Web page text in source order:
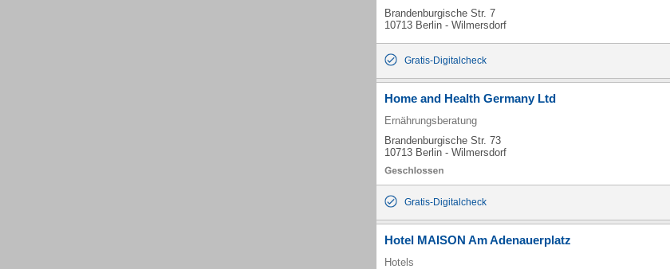
Brandenburgische Str. 7
10713 Berlin - Wilmersdorf
Gratis-Digitalcheck
Home and Health Germany Ltd
Ernährungsberatung
Brandenburgische Str. 73
10713 Berlin - Wilmersdorf
Gratis-Digitalcheck
Hotel MAISON Am Adenauerplatz
Hotels